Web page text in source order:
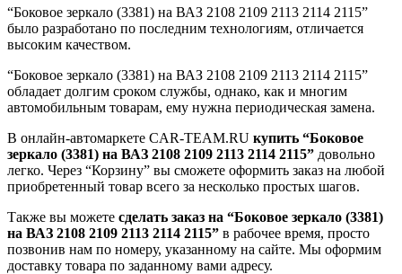
“Боковое зеркало (3381) на ВАЗ 2108 2109 2113 2114 2115”
было разработано по последним технологиям, отличается
высоким качеством.
“Боковое зеркало (3381) на ВАЗ 2108 2109 2113 2114 2115”
обладает долгим сроком службы, однако, как и многим
автомобильным товарам, ему нужна периодическая замена.
В онлайн-автомаркете CAR-TEAM.RU купить “Боковое
зеркало (3381) на ВАЗ 2108 2109 2113 2114 2115” довольно
легко. Через “Корзину” вы сможете оформить заказ на любой
приобретенный товар всего за несколько простых шагов.
Также вы можете сделать заказ на “Боковое зеркало (3381)
на ВАЗ 2108 2109 2113 2114 2115” в рабочее время, просто
позвонив нам по номеру, указанному на сайте. Мы оформим
доставку товара по заданному вами адресу.